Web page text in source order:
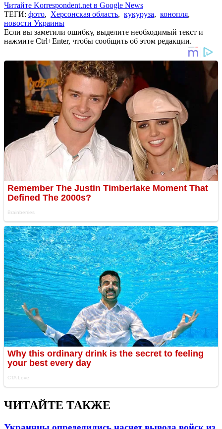
Читайте Korrespondent.net в Google News
ТЕГИ: фото, Херсонская область, кукуруза, конопля,
новости Украины
Если вы заметили ошибку, выделите необходимый текст и
нажмите Ctrl+Enter, чтобы сообщить об этом редакции.
ЧИТАЙТЕ ТАКЖЕ